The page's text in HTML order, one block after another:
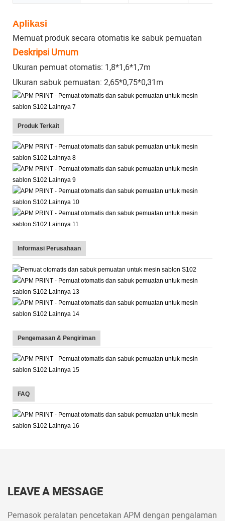
Aplikasi
Memuat produk secara otomatis ke sabuk pemuatan
Deskripsi Umum
Ukuran pemuat otomatis: 1,8*1,6*1,7m
Ukuran sabuk pemuatan: 2,65*0,75*0,31m
Produk Terkait
Informasi Perusahaan
Pengemasan & Pengiriman
FAQ
LEAVE A MESSAGE
Pemasok peralatan pencetakan APM dengan pengalaman